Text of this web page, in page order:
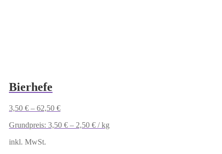
Bierhefe
3,50 € – 62,50 €
Grundpreis: 3,50 € – 2,50 € /kg
inkl. MwSt.